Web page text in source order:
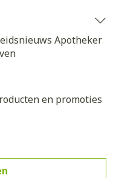
Apotheker
en promoties